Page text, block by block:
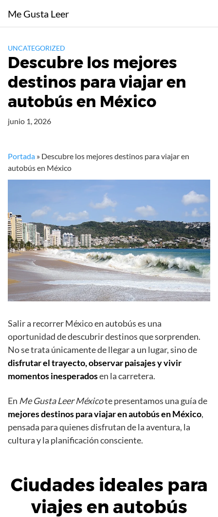
contenido
Me Gusta Leer
UNCATEGORIZED
Descubre los mejores
destinos para viajar en
autobús en México
junio 1, 2026
Portada » Descubre los mejores destinos para viajar en
autobús en México
Salir a recorrer México en autobús es una
oportunidad de descubrir destinos que sorprenden.
No se trata únicamente de llegar a un lugar, sino de
disfrutar el trayecto, observar paisajes y vivir
momentos inesperadosen la carretera.
En Me Gusta Leer Méxicote presentamos una guía de
mejores destinos para viajar en autobús en México,
pensada para quienes disfrutan de la aventura, la
cultura y la planificación consciente.
Ciudades ideales para
viajes en autobús